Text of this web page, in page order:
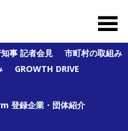
事 記者会見
市町村の取組み
GROWTH DRIVE
登録企業・団体紹介